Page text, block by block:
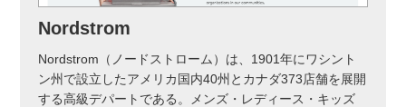
Nordstrom
Nordstrom（ノードストローム）は、1901年にワシント
ン州で設立したアメリカ国内40州とカナダ373店舗を展開
する高級デパートである。メンズ・レディース・キッズ